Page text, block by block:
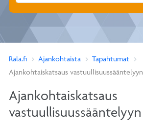
Rala.fi Ajankohtaista
Tapahtumat
Ajankohtaiskatsaus vastuullisuussääntelyyn
Ajankohtaiskatsaus
vastuullisuussääntelyyn